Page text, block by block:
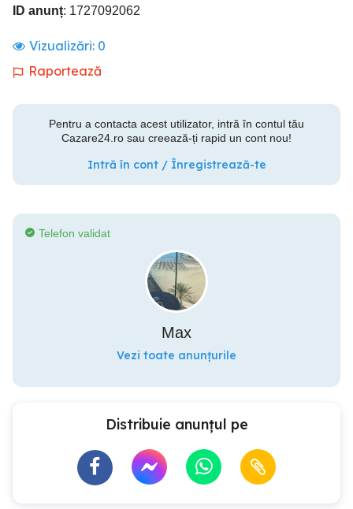
ID anunț: 1727092062
Vizualizări: 0
Raportează
Pentru a contacta acest utilizator, intră în contul tău
Cazare24.ro sau creează-ți rapid un cont nou!
Intră în cont / Înregistrează-te
Telefon validat
Max
Vezi toate anunțurile
Distribuie anunțul pe